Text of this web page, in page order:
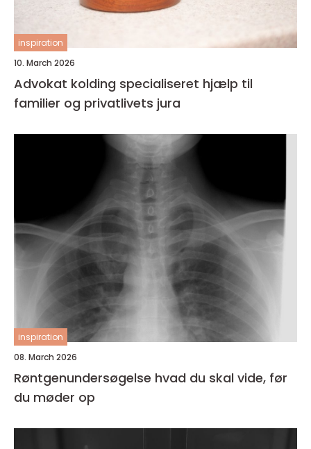
inspiration
10. March 2026
Advokat kolding specialiseret hjælp til
familier og privatlivets jura
inspiration
08. March 2026
Røntgenundersøgelse hvad du skal vide, før
du møder op